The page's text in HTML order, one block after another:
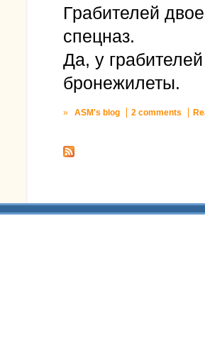
Грабителей
спецназ.
Да, у
бронежилеты.
» ASM's blog 2 comments